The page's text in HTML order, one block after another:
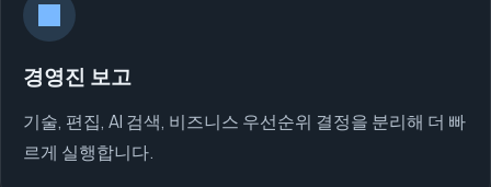
경영진 보고
기술, 편집, AI 검색, 비즈니스 우선순위 결정을 분리해 더 빠
르게 실행합니다.